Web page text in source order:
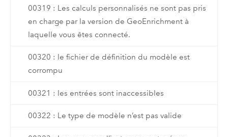
00319 : Les calculs personnalisés ne sont pas pris
en charge par la version de GeoEnrichment à
laquelle vous êtes connecté.
00320 : le fichier de définition du modèle est
corrompu
00321 : les entrées sont inaccessibles
00322 : Le type de modèle n’est pas valide